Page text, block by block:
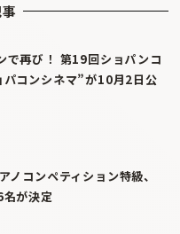
で再び！ 第19回ショパンコ
パコンシネマ”が10月2日公
ノコンペティション特級、
が決定